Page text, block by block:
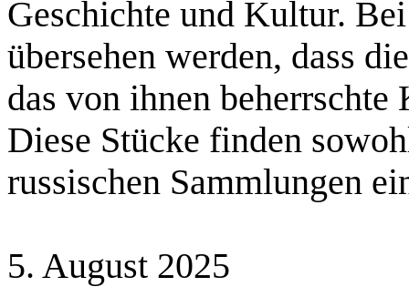
Geschichte und Kultur.
übersehen werden, dass
das von ihnen
Diese Stücke finden
russischen Sammlungen
5. August 2025